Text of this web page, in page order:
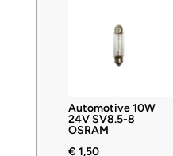
Automotive 10W
24V SV8.5-8
OSRAM
€ 1,50